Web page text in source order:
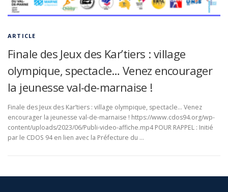
CONTACTS
ARTICLE
Finale des Jeux des Kar’tiers : village
olympique, spectacle… Venez encourager
la jeunesse val-de-marnaise !
Finale des Jeux des Kar’tiers : village olympique, spectacle… Venez
encourager la jeunesse val-de-marnaise ! https://www.cdos94.org/wp-
content/uploads/2023/06/Publi-video-affiche.mp4 POUR RAPPEL : Initié
par le CDOS 94 en lien avec la Préfecture du …